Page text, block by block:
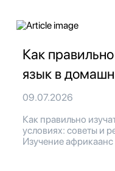
Как
язык в
09.07.2026
Как правильно
условиях: советы и
Изучение